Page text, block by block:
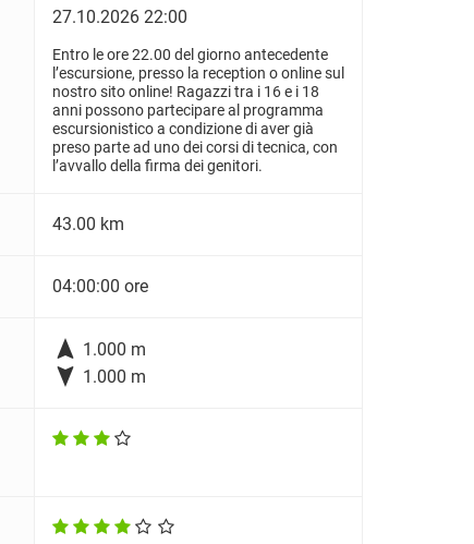
27.10.2026 22:00
Entro le ore 22.00 del giorno antecedente
l’escursione, presso la reception o online sul
nostro sito online! Ragazzi tra i 16 e i 18
anni possono partecipare al programma
escursionistico a condizione di aver già
preso parte ad uno dei corsi di tecnica, con
l’avvallo della firma dei genitori.
43.00 km
04:00:00 ore
 1.000 m
 1.000 m